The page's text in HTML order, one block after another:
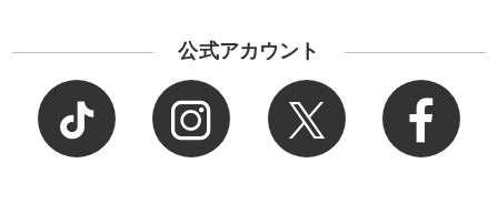
公式アカウント